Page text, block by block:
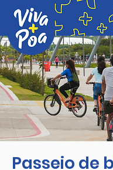
Passeio de